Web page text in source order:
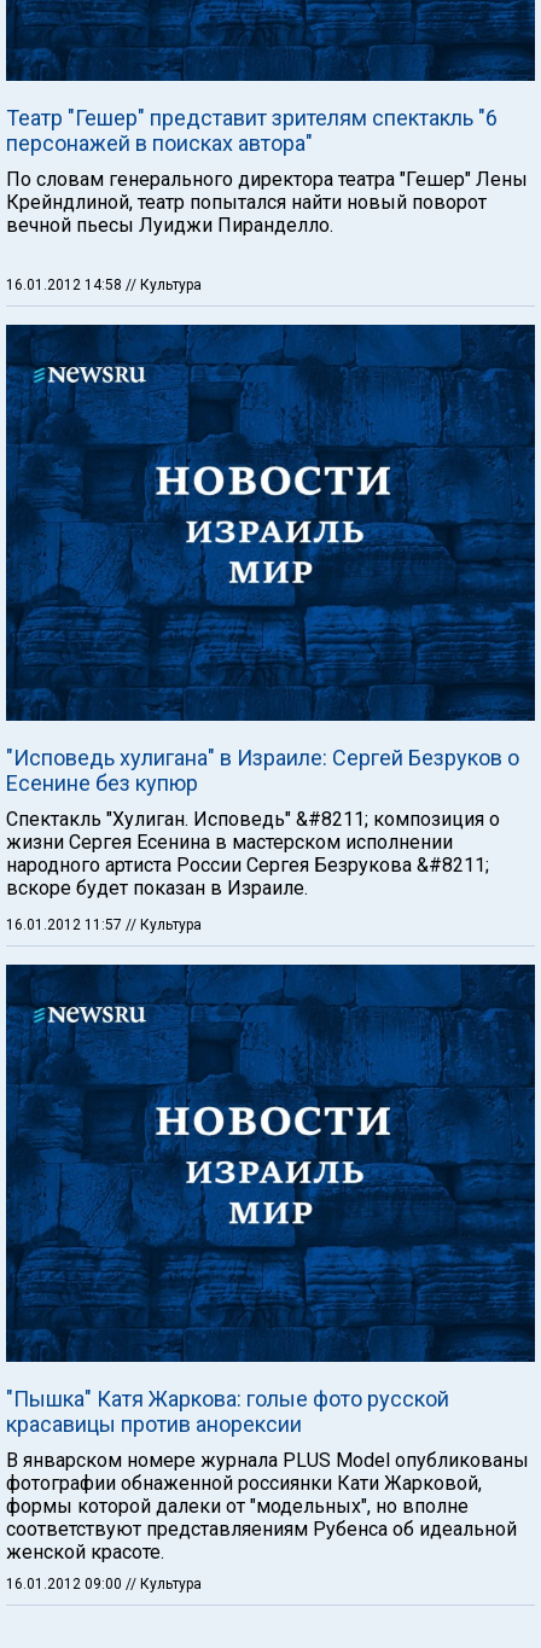
Театр "Гешер" представит зрителям спектакль "6
персонажей в поисках автора"
По словам генерального директора театра "Гешер" Лены
Крейндлиной, театр попытался найти новый поворот
вечной пьесы Луиджи Пиранделло.
16.01.2012 14:58 // Культура
"Исповедь хулигана" в Израиле: Сергей Безруков о
Есенине без купюр
Спектакль "Хулиган. Исповедь" &#8211; композиция о
жизни Сергея Есенина в мастерском исполнении
народного артиста России Сергея Безрукова &#8211;
вскоре будет показан в Израиле.
16.01.2012 11:57 // Культура
"Пышка" Катя Жаркова: голые фото русской
красавицы против анорексии
В январском номере журнала PLUS Model опубликованы
фотографии обнаженной россиянки Кати Жарковой,
формы которой далеки от "модельных", но вполне
соответствуют представляениям Рубенса об идеальной
женской красоте.
16.01.2012 09:00 // Культура